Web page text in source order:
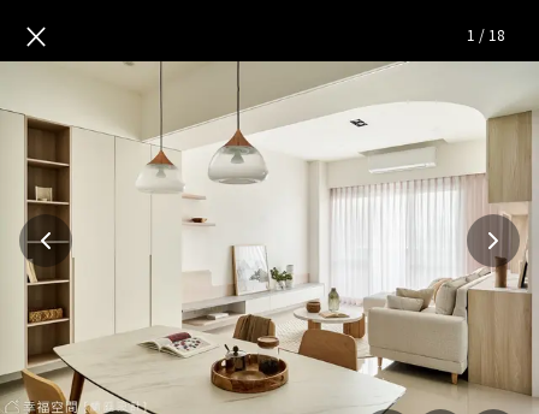
雲說│簡約混搭風│36坪 — 完
× 1 / 18